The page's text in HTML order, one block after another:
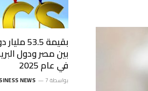
بقيمة
في عام 2025
بواسطة NEWS 7 أغسطس، 2026